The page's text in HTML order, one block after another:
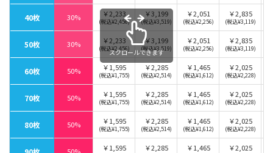
40枚 30% ￥2,233
(税込¥2,456)
￥3,199
(税込¥3,519)
￥2,051
(税込¥2,256)
￥2,835
(税込¥3,119)
50枚 30% ￥2,233
(税込¥2,456)
￥3,199
(税込¥3,519)
￥2,051
(税込¥2,256)
￥2,835
(税込¥3,119)
60枚 50% ￥1,595
(税込¥1,755)
￥2,285
(税込¥2,514)
￥1,465
(税込¥1,612)
￥2,025
(税込¥2,228)
70枚 50% ￥1,595
(税込¥1,755)
￥2,285
(税込¥2,514)
￥1,465
(税込¥1,612)
￥2,025
(税込¥2,228)
80枚 50% ￥1,595
(税込¥1,755)
￥2,285
(税込¥2,514)
￥1,465
(税込¥1,612)
￥2,025
(税込¥2,228)
￥1,595 ￥2,285 ￥1,465 ￥2,025
スクロールできます